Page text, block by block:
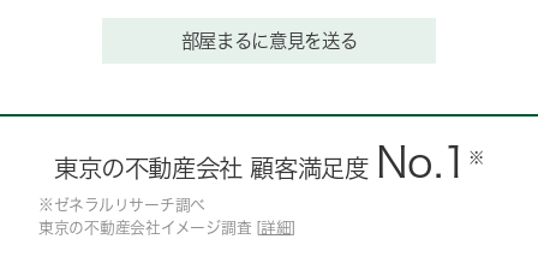
部屋まるに意見を送る
東京の不動産会社 顧客満足度 No.1 ※
※ゼネラルリサーチ調べ
東京の不動産会社イメージ調査 [ 詳細